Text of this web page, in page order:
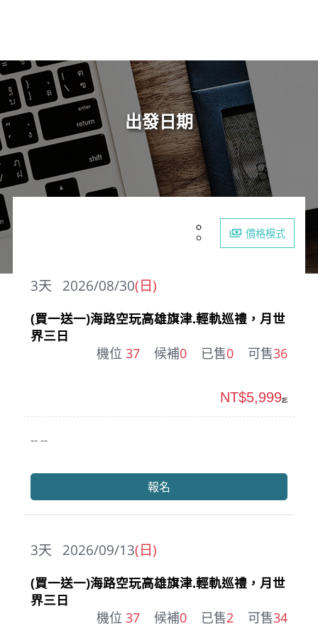
出發日期
價格模式
2026/08/30(日)
3天
(買一送一)海路空玩高雄旗津.輕軌巡禮，月世
界三日
機位 37 候補0 已售0 可售36
-- --
NT$5,999起
報名
2026/09/13(日)
3天
(買一送一)海路空玩高雄旗津.輕軌巡禮，月世
界三日
機位 37 候補0 已售2 可售34